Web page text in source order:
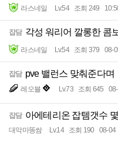
라스네일 Lv.54 조회 249
잡담 각성 워리어 깔롱한 콤
라스네일 Lv.54 조회 379 08-
잡담 pve 밸런스 맞춰준다며
레오블 Lv.73 조회 645
잡담 아에테리온 잡템갯수
대악마똥쌈 Lv.14 조회 190 08-04